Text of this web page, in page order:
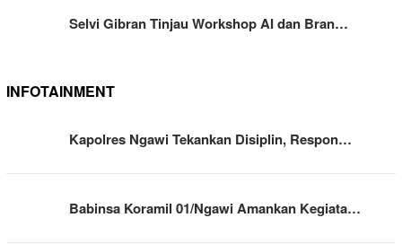
Selvi Gibran Tinjau Workshop AI dan Bran…
INFOTAINMENT
Kapolres Ngawi Tekankan Disiplin, Respon…
Babinsa Koramil 01/Ngawi Amankan Kegiata…